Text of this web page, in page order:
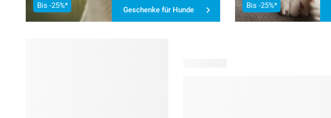
Geschenke für Hunde
Bis -25%* Bis -25%*